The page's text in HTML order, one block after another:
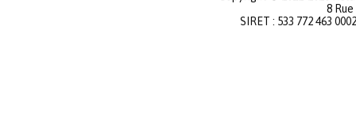
8
SIRET : 533 772 463